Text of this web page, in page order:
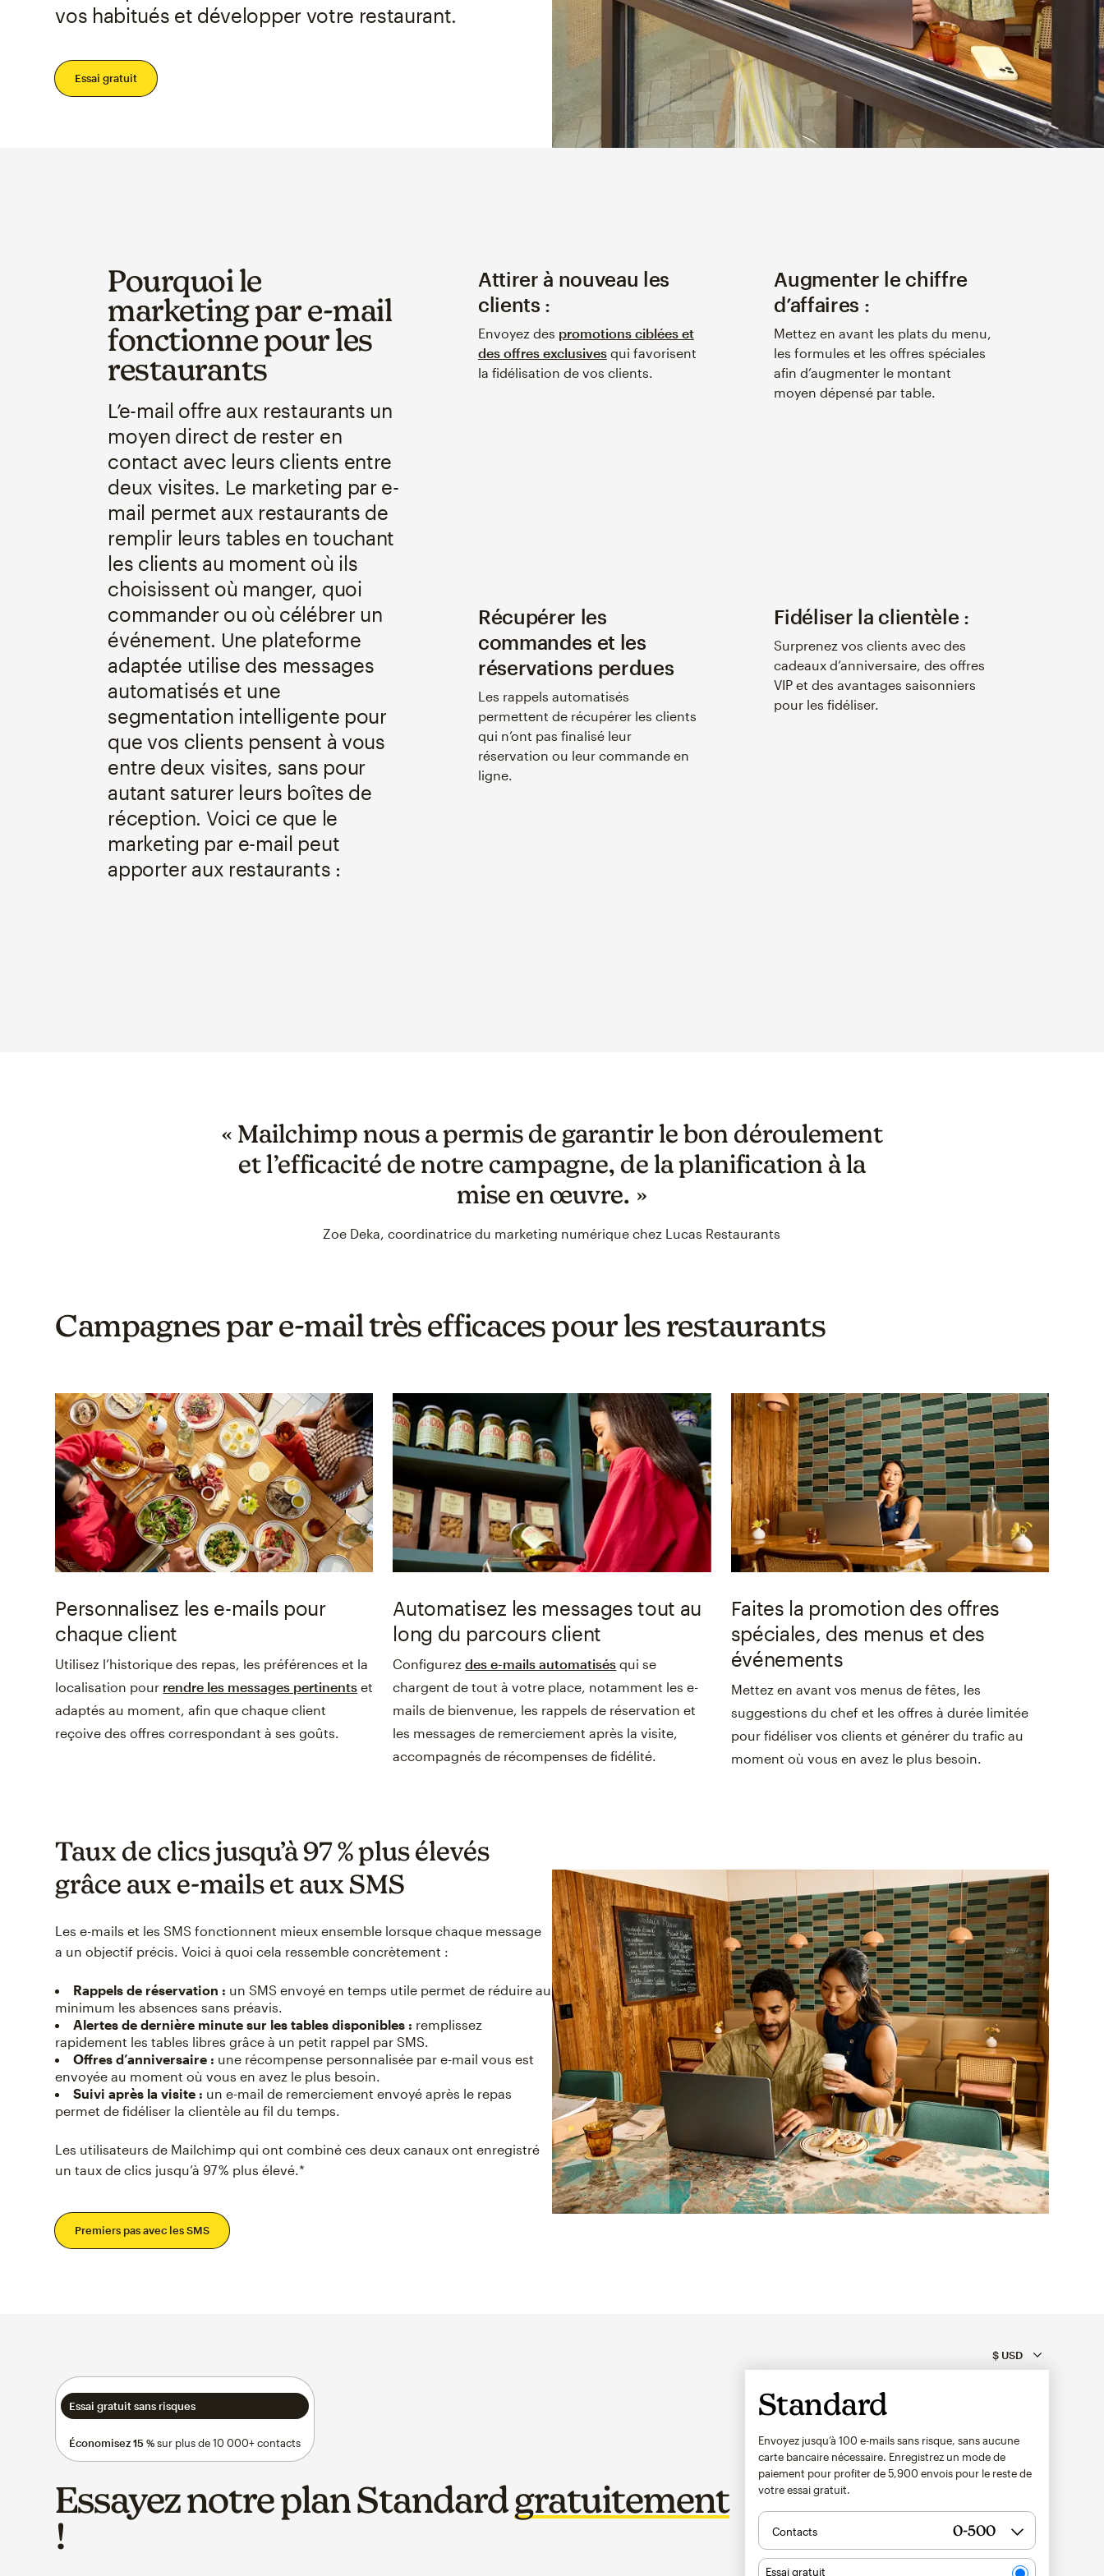
vos habitués et développer votre restaurant.
Essai gratuit
Pourquoi le
marketing par e-mail
fonctionne pour les
restaurants
L’e-mail offre aux restaurants un
moyen direct de rester en
contact avec leurs clients entre
deux visites. Le marketing par e-
mail permet aux restaurants de
remplir leurs tables en touchant
les clients au moment où ils
choisissent où manger, quoi
commander ou où célébrer un
événement. Une plateforme
adaptée utilise des messages
automatisés et une
segmentation intelligente pour
que vos clients pensent à vous
entre deux visites, sans pour
autant saturer leurs boîtes de
réception. Voici ce que le
marketing par e-mail peut
apporter aux restaurants :
Attirer à nouveau les
clients :
Envoyez des promotions ciblées et
des offres exclusivesqui favorisent
la fidélisation de vos clients.
Augmenter le chiffre
d’affaires :
Mettez en avant les plats du menu,
les formules et les offres spéciales
afin d’augmenter le montant
moyen dépensé par table.
Récupérer les
commandes et les
réservations perdues
Les rappels automatisés
permettent de récupérer les clients
qui n’ont pas finalisé leur
réservation ou leur commande en
ligne.
Fidéliser la clientèle :
Surprenez vos clients avec des
cadeaux d’anniversaire, des offres
VIP et des avantages saisonniers
pour les fidéliser.
« Mailchimp nous a permis de garantir le bon déroulement
et l’efficacité de notre campagne, de la planification à la
mise en œuvre. »
Zoe Deka, coordinatrice du marketing numérique chez Lucas Restaurants
Campagnes par e‑mail très efficaces pour les restaurants
Personnalisez les e-mails pour
chaque client
Utilisez l’historique des repas, les préférences et la
localisation pour rendre les messages pertinents et
adaptés au moment, afin que chaque client
reçoive des offres correspondant à ses goûts.
Automatisez les messages tout au
long du parcours client
Configurezdes e-mails automatisés qui se
chargent de tout à votre place, notamment les e-
mails de bienvenue, les rappels de réservation et
les messages de remerciement après la visite,
accompagnés de récompenses de fidélité.
Faites la promotion des offres
spéciales, des menus et des
événements
Mettez en avant vos menus de fêtes, les
suggestions du chef et les offres à durée limitée
pour fidéliser vos clients et générer du trafic au
moment où vous en avez le plus besoin.
Taux de clics jusqu’à 97 % plus élevés
grâce aux e-mails et aux SMS
Les e-mails et les SMS fonctionnent mieux ensemble lorsque chaque message
a un objectif précis. Voici à quoi cela ressemble concrètement :
Rappels de réservation : un SMS envoyé en temps utile permet de réduire au
minimum les absences sans préavis.
Alertes de dernière minute sur les tables disponibles : remplissez
rapidement les tables libres grâce à un petit rappel par SMS.
Offres d’anniversaire : une récompense personnalisée par e-mail vous est
envoyée au moment où vous en avez le plus besoin.
Suivi après la visite : un e-mail de remerciement envoyé après le repas
permet de fidéliser la clientèle au fil du temps.
Les utilisateurs de Mailchimp qui ont combiné ces deux canaux ont enregistré
un taux de clics jusqu’à 97 % plus élevé.*
Premiers pas avec les SMS
Essai gratuit sans risques
Économisez 15 %sur plus de 10 000+ contacts
Essayez notre plan Standardgratuitement
!
Standard
Envoyez jusqu’à 100 e-mails sans risque, sans aucune
carte bancaire nécessaire. Enregistrez un mode de
paiement pour profiter de5,900 envois pour le reste de
votre essai gratuit.
Contacts
Essai gratuit